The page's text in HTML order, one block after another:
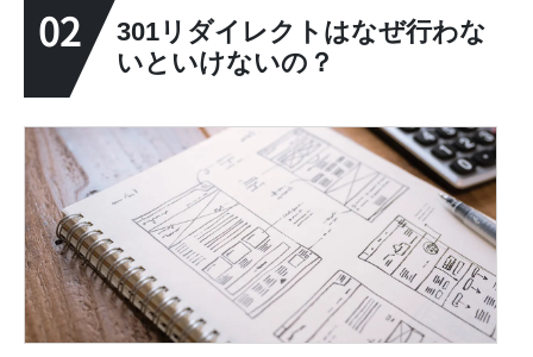
02
301リダイレクトはなぜ行わな
いといけないの？